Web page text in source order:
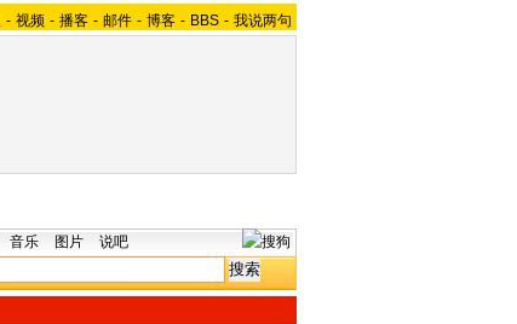
- 视频 - 播客 - 邮件 - 博客 - BBS - 我说两句
音乐 图片 说吧